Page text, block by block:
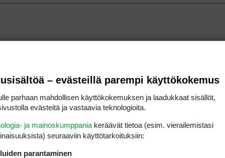
– evästeillä parempi käyttökokemus
parhaan mahdollisen käyttökokemuksen ja laadukkaat sisällöt,
evästeitä ja vastaavia teknologioita.
ja mainoskumppania keräävät tietoa (esim. vierailemis­tasi
seuraaviin käyttötarkoituksiin:
parantaminen